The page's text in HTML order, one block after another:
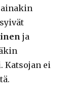
ainakin
ja
Katsojan ei